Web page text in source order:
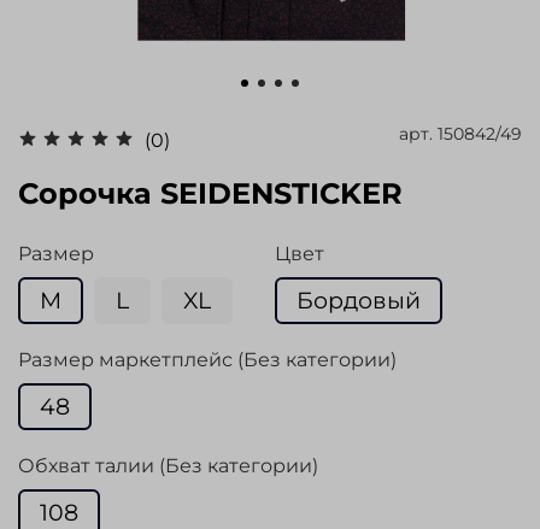
(0) арт. 150842/49
Сорочка SEIDENSTICKER
Размер
M L XL
Цвет
Бордовый
Размер маркетплейс (Без категории)
48
Обхват талии (Без категории)
108